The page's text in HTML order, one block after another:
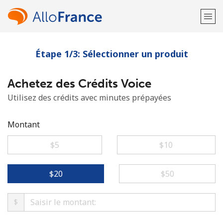
Bienvenue!
Vous avez déjà un compte?Connectez-vous →
Étape 1/3: Sélectionner un produit
Achetez des Crédits Voice
Utilisez des crédits avec minutes prépayées
Montant
⁦$5⁩
⁦$10⁩
⁦$20⁩ ⁦$50⁩
$